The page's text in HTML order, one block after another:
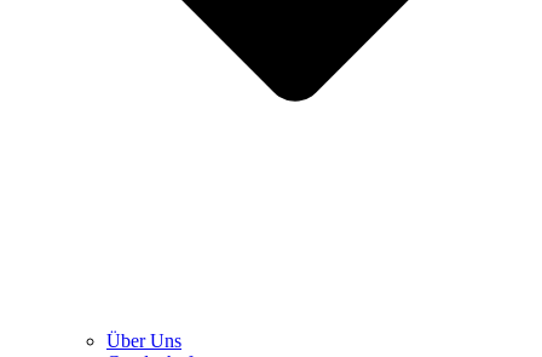
Über Uns